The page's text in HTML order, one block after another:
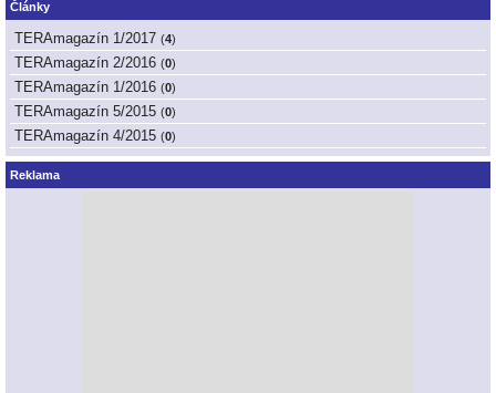
Články
TERAmagazín 1/2017 (4)
TERAmagazín 2/2016 (0)
TERAmagazín 1/2016 (0)
TERAmagazín 5/2015 (0)
TERAmagazín 4/2015 (0)
Reklama